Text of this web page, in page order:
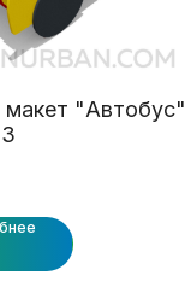
макет "Автобус"